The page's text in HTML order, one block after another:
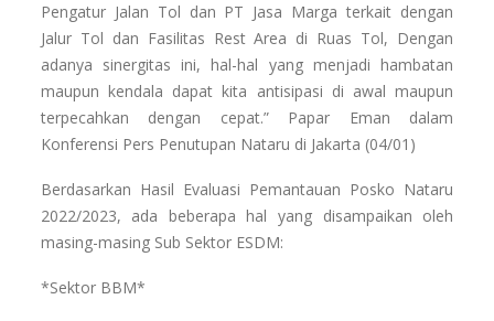
Pengatur Jalan Tol dan PT Jasa Marga terkait dengan
Jalur Tol dan Fasilitas Rest Area di Ruas Tol, Dengan
adanya sinergitas ini, hal-hal yang menjadi hambatan
maupun kendala dapat kita antisipasi di awal maupun
terpecahkan dengan cepat.” Papar Eman dalam
Konferensi Pers Penutupan Nataru di Jakarta (04/01)
Berdasarkan Hasil Evaluasi Pemantauan Posko Nataru
2022/2023, ada beberapa hal yang disampaikan oleh
masing-masing Sub Sektor ESDM:
*Sektor BBM*